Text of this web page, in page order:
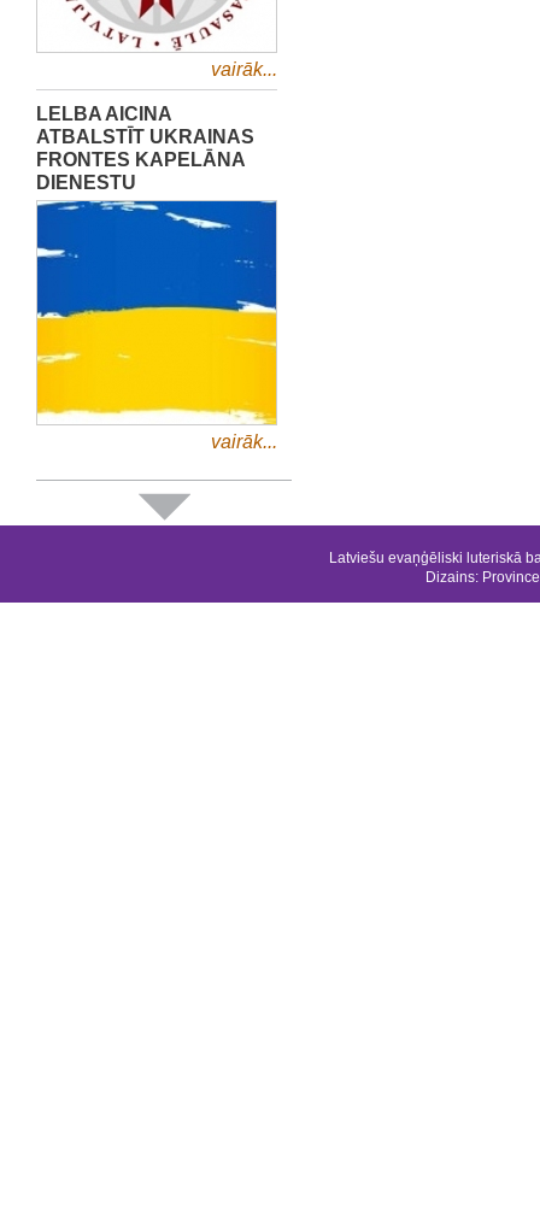
vairāk...
LELBA AICINA
ATBALSTĪT UKRAINAS
FRONTES KAPELĀNA
DIENESTU
vairāk...
Latviešu evaņģēliski luteriskā
Dizains: